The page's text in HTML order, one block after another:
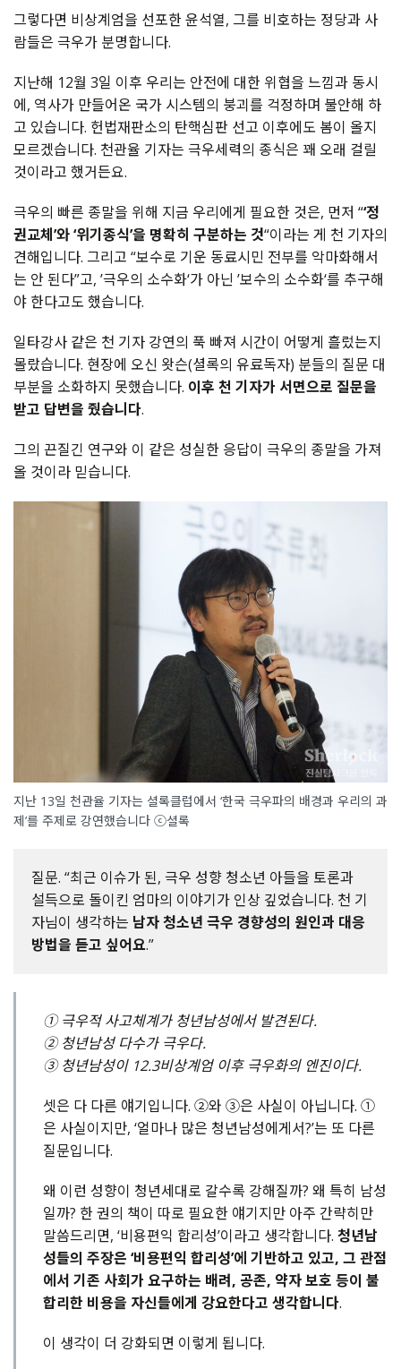
그렇다면 비상계엄을 선포한 윤석열, 그를 비호하는 정당과 사
람들은 극우가 분명합니다.
지난해 12월 3일 이후 우리는 안전에 대한 위협을 느낌과 동시
에, 역사가 만들어온 국가 시스템의 붕괴를 걱정하며 불안해 하
고 있습니다. 헌법재판소의 탄핵심판 선고 이후에도 봄이 올지
모르겠습니다. 천관율 기자는 극우세력의 종식은 꽤 오래 걸릴
것이라고 했거든요.
극우의 빠른 종말을 위해 지금 우리에게 필요한 것은, 먼저 “‘정
권교체’와 ‘위기종식’을 명확히 구분하는 것“이라는 게 천 기자의
견해입니다. 그리고 “보수로 기운 동료시민 전부를 악마화해서
는 안 된다”고, ’극우의 소수화‘가 아닌 ’보수의 소수화‘를 추구해
야 한다고도 했습니다.
일타강사 같은 천 기자 강연의 푹 빠져 시간이 어떻게 흘렀는지
몰랐습니다. 현장에 오신 왓슨(셜록의 유료독자) 분들의 질문 대
부분을 소화하지 못했습니다. 이후 천 기자가 서면으로 질문을
받고 답변을 줬습니다.
그의 끈질긴 연구와 이 같은 성실한 응답이 극우의 종말을 가져
올 것이라 믿습니다.
지난 13일 천관율 기자는 셜록클럽에서 ‘한국 극우파의 배경과 우리의 과
제’를 주제로 강연했습니다 ⓒ셜록
질문. “최근 이슈가 된, 극우 성향 청소년 아들을 토론과
설득으로 돌이킨 엄마의 이야기가 인상 깊었습니다. 천 기
자님이 생각하는 남자 청소년 극우 경향성의 원인과 대응
방법을 듣고 싶어요.”
① 극우적 사고체계가 청년남성에서 발견된다.
② 청년남성 다수가 극우다.
③ 청년남성이 12.3비상계엄 이후 극우화의 엔진이다.
셋은 다 다른 얘기입니다. ②와 ③은 사실이 아닙니다. ①
은 사실이지만, ‘얼마나 많은 청년남성에게서?’는 또 다른
질문입니다.
왜 이런 성향이 청년세대로 갈수록 강해질까? 왜 특히 남성
일까? 한 권의 책이 따로 필요한 얘기지만 아주 간략히만
말씀드리면, ‘비용편익 합리성’이라고 생각합니다. 청년남
성들의 주장은 ‘비용편익 합리성’에 기반하고 있고, 그 관점
에서 기존 사회가 요구하는 배려, 공존, 약자 보호 등이 불
합리한 비용을 자신들에게 강요한다고 생각합니다.
이 생각이 더 강화되면 이렇게 됩니다.